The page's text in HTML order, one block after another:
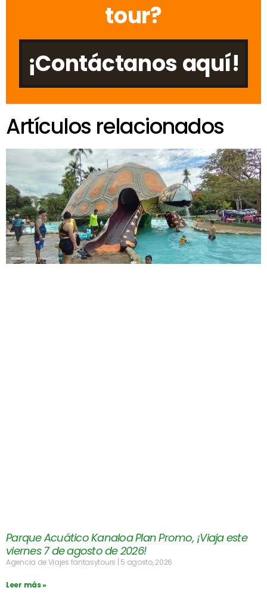
tour?
¡Contáctanos aquí!
Artículos relacionados
Parque Acuático Kanaloa Plan Promo, ¡Viaja este
viernes 7 de agosto de 2026!
Agencia de Viajes fantasytours 5 agosto, 2026
Leer más »